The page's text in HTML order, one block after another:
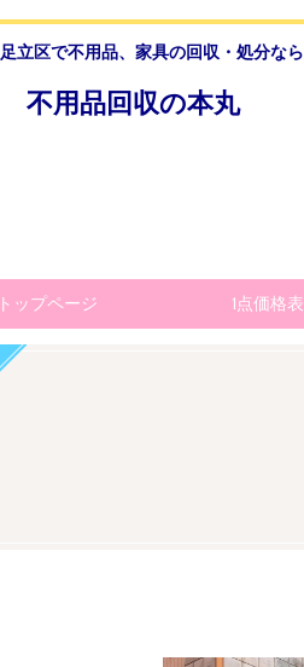
足立区で不用品、家具の回収・処分なら
不用品回収の本丸
トップページ 1点価格表